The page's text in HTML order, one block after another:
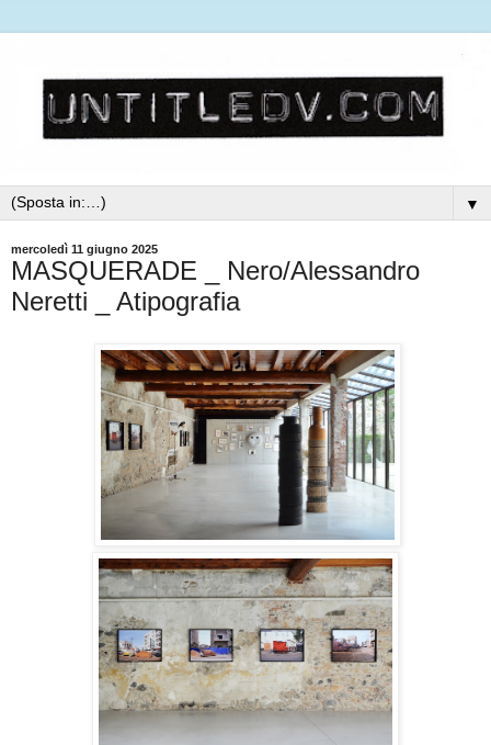
▼
mercoledì 11 giugno 2025
MASQUERADE _ Nero/Alessandro
Neretti _ Atipografia